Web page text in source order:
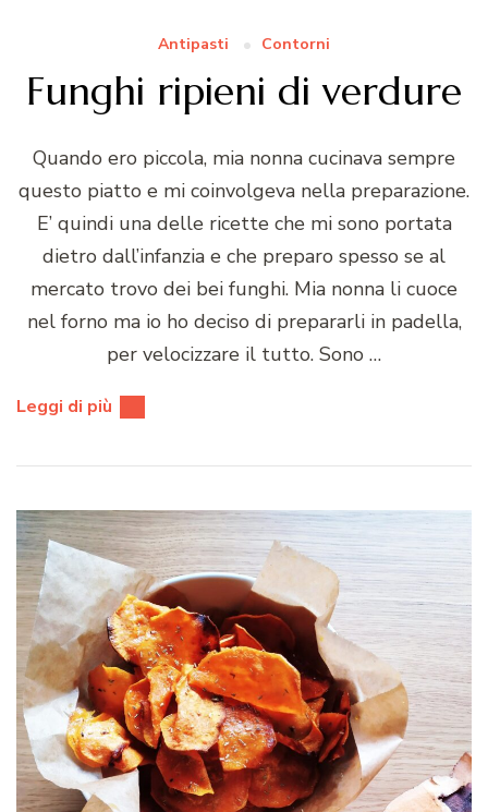
Antipasti Contorni
Funghi ripieni di verdure
Quando ero piccola, mia nonna cucinava sempre
questo piatto e mi coinvolgeva nella preparazione.
E’ quindi una delle ricette che mi sono portata
dietro dall’infanzia e che preparo spesso se al
mercato trovo dei bei funghi. Mia nonna li cuoce
nel forno ma io ho deciso di prepararli in padella,
per velocizzare il tutto. Sono …
Leggi di più